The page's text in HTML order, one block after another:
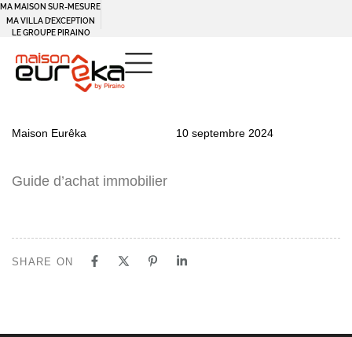
MA MAISON SUR-MESURE
MA VILLA D’EXCEPTION
LE GROUPE PIRAINO
IN:
Maison Eurêka
on:
10 septembre 2024
Guide d’achat immobilier
SHARE ON